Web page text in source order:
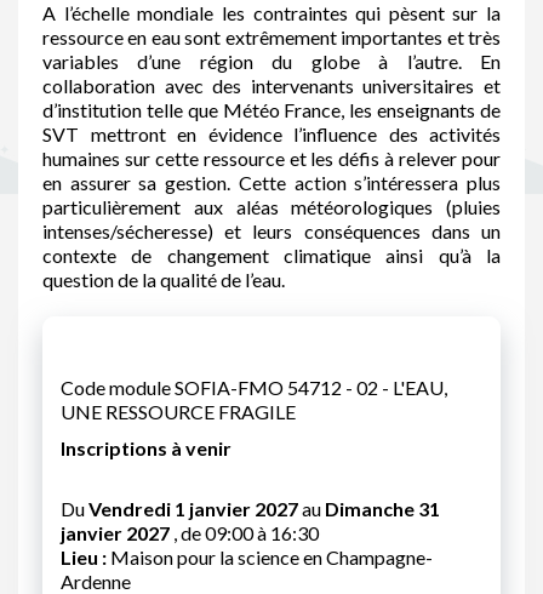
A l’échelle mondiale les contraintes qui pèsent sur la
ressource en eau sont extrêmement importantes et très
variables d’une région du globe à l’autre. En
collaboration avec des intervenants universitaires et
d’institution telle que Météo France, les enseignants de
SVT mettront en évidence l’influence des activités
humaines sur cette ressource et les défis à relever pour
en assurer sa gestion. Cette action s’intéressera plus
particulièrement aux aléas météorologiques (pluies
intenses/sécheresse) et leurs conséquences dans un
contexte de changement climatique ainsi qu’à la
question de la qualité de l’eau.
Code module SOFIA-FMO 54712 - 02 - L'EAU,
UNE RESSOURCE FRAGILE
Inscriptions à venir
DuVendredi 1 janvier 2027au Dimanche 31
janvier 2027 , de 09:00 à 16:30
Lieu : Maison pour la science en Champagne-
Ardenne